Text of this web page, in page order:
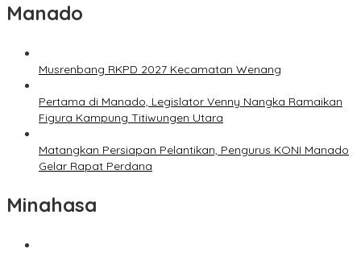
Manado
Musrenbang RKPD 2027 Kecamatan Wenang
Pertama di Manado, Legislator Venny Nangka Ramaikan
Figura Kampung Titiwungen Utara
Matangkan Persiapan Pelantikan, Pengurus KONI Manado
Gelar Rapat Perdana
Minahasa